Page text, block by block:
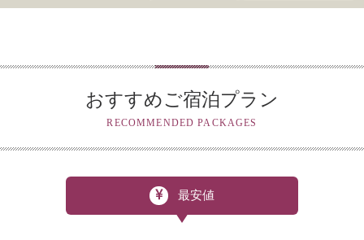
おすすめご宿泊プラン
RECOMMENDED PACKAGES
最安値